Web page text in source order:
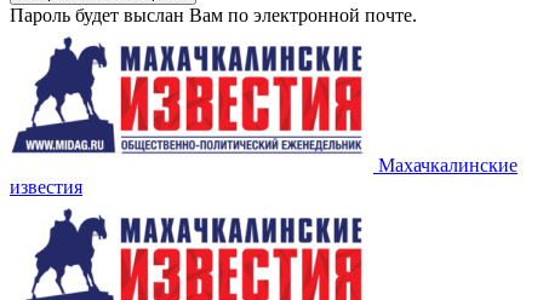
Пароль будет выслан Вам по электронной почте.
Махачкалинские
известия